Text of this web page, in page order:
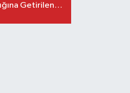
Getirilen